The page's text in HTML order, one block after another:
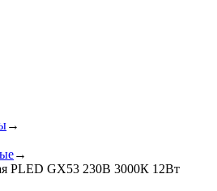
→
→
PLED GX53 230В 3000К 12Вт